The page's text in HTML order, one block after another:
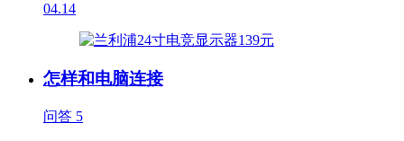
04.14
怎样和电脑连接
问答 5